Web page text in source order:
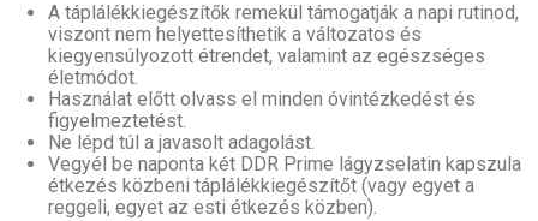
A táplálékkiegészítők remekül támogatják a napi rutinod,
viszont nem helyettesíthetik a változatos és
kiegyensúlyozott étrendet, valamint az egészséges
életmódot.
Használat előtt olvass el minden óvintézkedést és
figyelmeztetést.
Ne lépd túl a javasolt adagolást.
Vegyél be naponta két DDR Prime lágyzselatin kapszula
étkezés közbeni táplálékkiegészítőt (vagy egyet a
reggeli, egyet az esti étkezés közben).